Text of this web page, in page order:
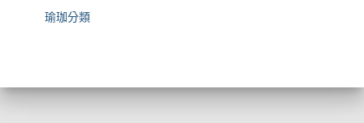
瑜珈分類